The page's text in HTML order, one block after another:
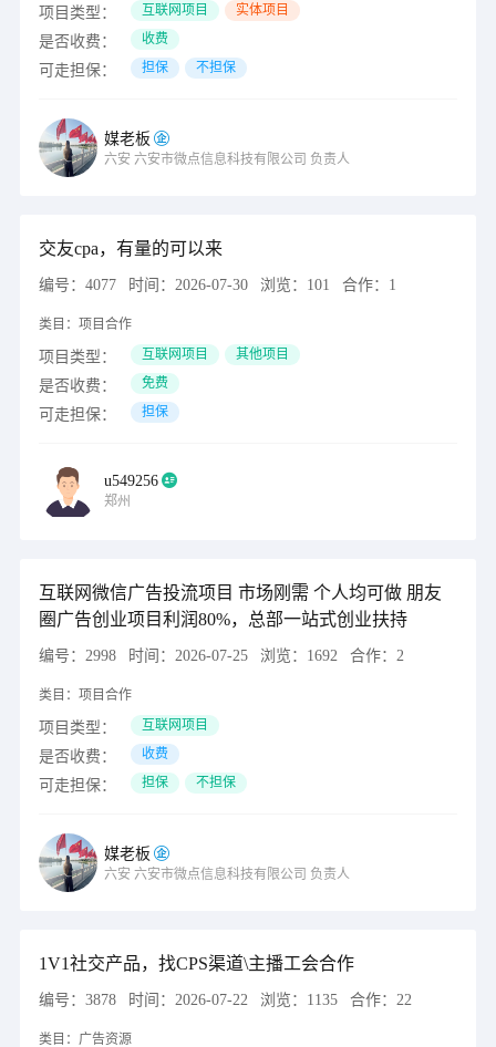
项目类型： 互联网项目 实体项目
是否收费： 收费
可走担保： 担保 不担保
媒老板
六安 六安市微点信息科技有限公司 负责人
交友cpa，有量的可以来
编号： 4077 时间： 2026-07-30 浏览： 101 合作： 1
类目： 项目合作
项目类型： 互联网项目 其他项目
是否收费： 免费
可走担保： 担保
u549256
郑州
互联网微信广告投流项目 市场刚需 个人均可做 朋友
圈广告创业项目利润80%，总部一站式创业扶持
编号： 2998 时间： 2026-07-25 浏览： 1692 合作： 2
类目： 项目合作
项目类型： 互联网项目
是否收费： 收费
可走担保： 担保 不担保
媒老板
六安 六安市微点信息科技有限公司 负责人
1V1社交产品，找CPS渠道\主播工会合作
编号： 3878 时间： 2026-07-22 浏览： 1135 合作： 22
类目： 广告资源